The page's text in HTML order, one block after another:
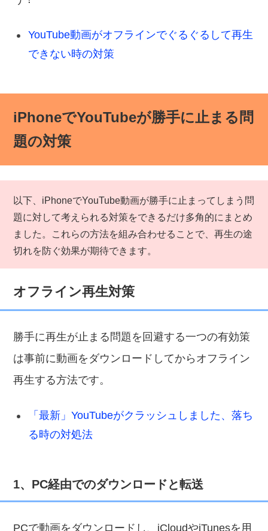
YouTube動画がオフラインでぐるぐるして再生
できない時の対策
iPhoneでYouTubeが勝手に止まる問
題の対策
以下、iPhoneでYouTube動画が勝手に止まってしまう問
題に対して考えられる対策をできるだけ多角的にまとめ
ました。これらの方法を組み合わせることで、再生の途
切れを防ぐ効果が期待できます。
オフライン再生対策
勝手に再生が止まる問題を回避する一つの有効策
は事前に動画をダウンロードしてからオフライン
再生する方法です。
「最新」YouTubeがクラッシュしました、落ち
る時の対処法
1、PC経由でのダウンロードと転送
PCで動画をダウンロードし、iCloudやiTunesを用